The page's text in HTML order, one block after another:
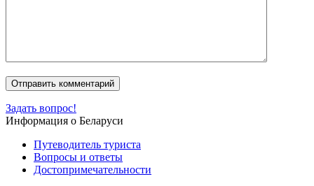
Задать вопрос!
Информация о Беларуси
Путеводитель туриста
Вопросы и ответы
Достопримечательности